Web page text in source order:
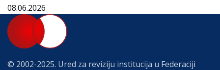
08.06.2026
© 2002-2025. Ured za reviziju institucija u Federaciji